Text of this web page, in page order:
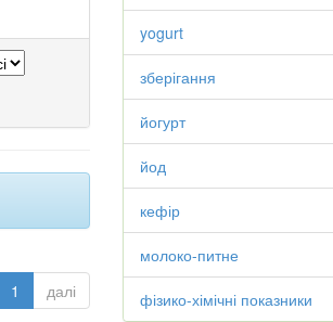
1 далі
yogurt
зберігання
йогурт
йод
кефір
молоко-питне
фізико-хімічні показники